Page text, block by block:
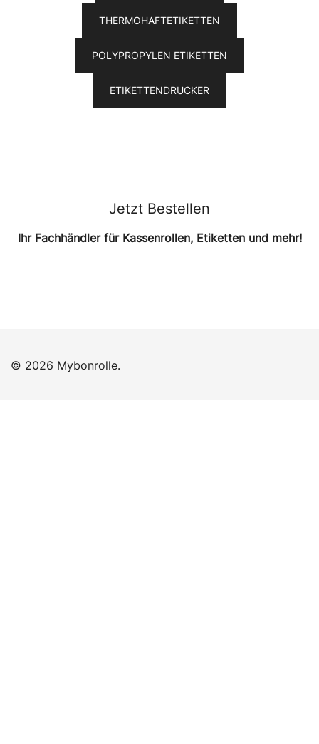
THERMOHAFTETIKETTEN
POLYPROPYLEN ETIKETTEN
ETIKETTENDRUCKER
Jetzt Bestellen
Ihr Fachhändler für Kassenrollen, Etiketten und mehr!
© 2026 Mybonrolle.